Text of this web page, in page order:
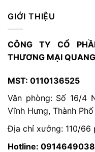
GIỚI THIỆU
CÔNG TY CỔ
THƯƠNG MẠI
MST: 0110136525
Văn phòng: Số 16/4
Vĩnh Hưng, Thành
Địa chỉ xưởng: 110/66
Hotline: 0914649038